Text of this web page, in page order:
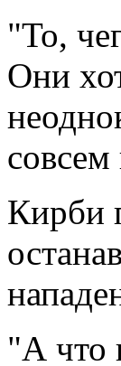
"То,
Они
Кирби
"А что